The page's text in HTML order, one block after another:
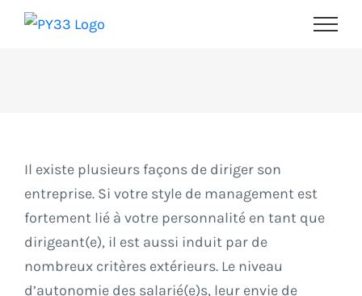
Passer
Il existe plusieurs façons de diriger son
entreprise. Si votre style de management est
fortement lié à votre personnalité en tant que
dirigeant(e), il est aussi induit par de
nombreux critères extérieurs. Le niveau
d’autonomie des salarié(e)s, leur envie de